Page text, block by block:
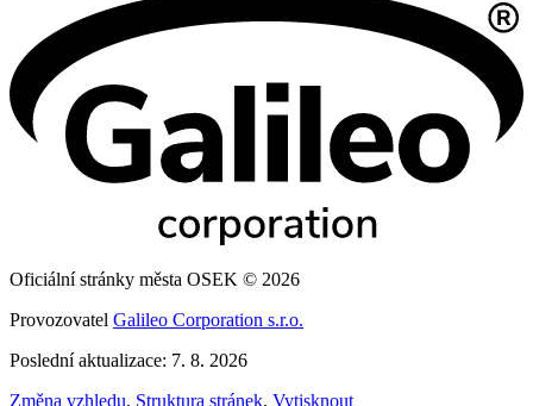
Oficiální stránky města OSEK © 2026
Provozovatel Galileo Corporation s.r.o.
Poslední aktualizace: 7. 8. 2026
Změna vzhledu, Struktura stránek, Vytisknout